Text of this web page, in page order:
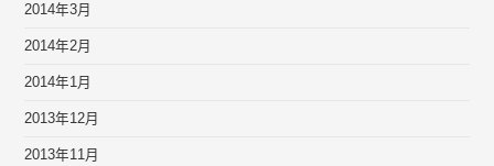
2014年3月
2014年2月
2014年1月
2013年12月
2013年11月